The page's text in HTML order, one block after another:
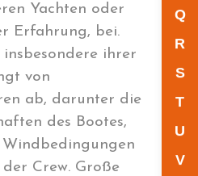
Q
R
S
T
U
V
Yachten oder
Erfahrung, bei.
ihrer
von
ab, darunter die
des Bootes,
Crew. Große